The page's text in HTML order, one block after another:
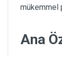
mükemmel
Ana